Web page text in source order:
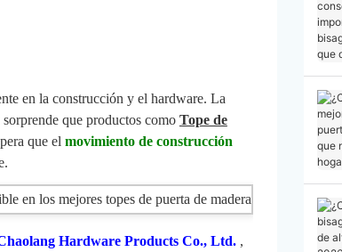
en la construcción y el hardware. La
que productos como Tope de
que el movimiento de construcción
Hardware Products Co., Ltd.,